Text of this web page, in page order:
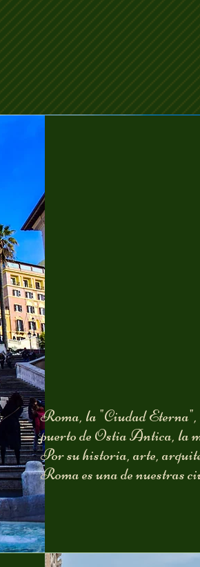
Roma, la "Ciudad Eterna",
puerto de Ostia Antica, la
Por su historia, arte,
Roma es una de nuestras